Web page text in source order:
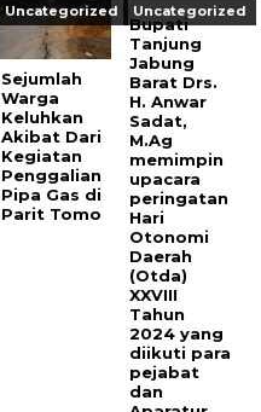
Uncategorized
Sejumlah
Warga
Keluhkan
Akibat Dari
Kegiatan
Penggalian
Pipa Gas di
Parit Tomo
Uncategorized
Bupati
Tanjung
Jabung
Barat Drs.
H. Anwar
Sadat,
M.Ag
memimpin
upacara
peringatan
Hari
Otonomi
Daerah
(Otda)
XXVIII
Tahun
2024 yang
diikuti para
pejabat
dan